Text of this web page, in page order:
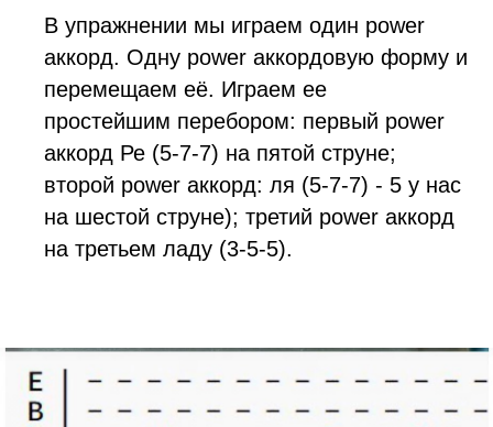
В упражнении мы играем один power
аккорд. Одну power аккордовую форму и
перемещаем её. Играем ее
простейшим перебором: первый power
аккорд Ре (5-7-7) на пятой струне;
второй power аккорд: ля (5-7-7) - 5 у нас
на шестой струне); третий power аккорд
на третьем ладу (3-5-5).